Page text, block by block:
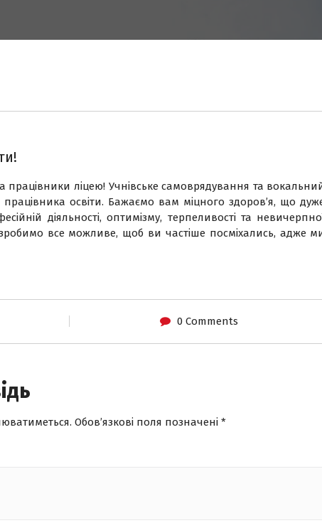
працівники ліцею! Учнівське самоврядування та
працівника освіти. Бажаємо вам міцного здоров’я, що
діяльності, оптимізму, терпеливості та
все можливе, щоб ви частіше посміхались, адже
0 Comments
Обов’язкові поля позначені *